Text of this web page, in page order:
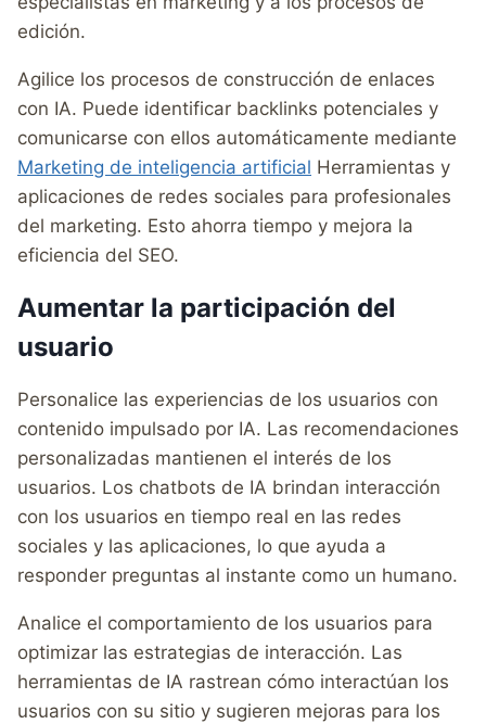
edición.
Agilice los procesos de construcción de enlaces
con IA. Puede identificar backlinks potenciales y
comunicarse con ellos automáticamente mediante
Marketing de inteligencia artificial Herramientas y
aplicaciones de redes sociales para profesionales
del marketing. Esto ahorra tiempo y mejora la
eficiencia del SEO.
Aumentar la participación del
usuario
Personalice las experiencias de los usuarios con
contenido impulsado por IA. Las recomendaciones
personalizadas mantienen el interés de los
usuarios. Los chatbots de IA brindan interacción
con los usuarios en tiempo real en las redes
sociales y las aplicaciones, lo que ayuda a
responder preguntas al instante como un humano.
Analice el comportamiento de los usuarios para
optimizar las estrategias de interacción. Las
herramientas de IA rastrean cómo interactúan los
usuarios con su sitio y sugieren mejoras para los